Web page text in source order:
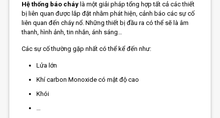
Hệ thống báo cháy là một giải pháp tổng hợp tất cả các thiết
bị liên quan được lắp đặt nhằm phát hiện, cảnh báo các sự cố
liên quan đến cháy nổ. Những thiết bị đầu ra có thể sẽ là âm
thanh, hình ảnh, tin nhắn, ánh sáng…
Các sự cố thường gặp nhất có thể kể đến như:
Lửa lớn
Khí carbon Monoxide có mật độ cao
Khói
…